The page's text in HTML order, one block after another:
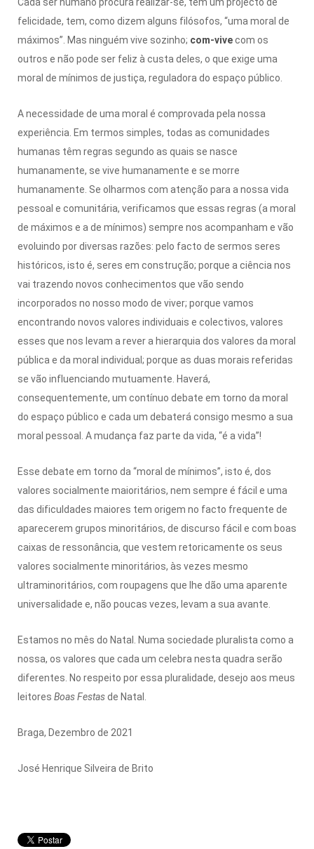
felicidade, tem, como dizem alguns filósofos, “uma moral de
máximos”. Mas ninguém vive sozinho; com-vivecom os
outros e não pode ser feliz à custa deles, o que exige uma
moral de mínimos de justiça, reguladora do espaço público.
A necessidade de uma moral é comprovada pela nossa
experiência. Em termos simples, todas as comunidades
humanas têm regras segundo as quais se nasce
humanamente, se vive humanamente e se morre
humanamente. Se olharmos com atenção para a nossa vida
pessoal e comunitária, verificamos que essas regras (a moral
de máximos e a de mínimos) sempre nos acompanham e vão
evoluindo por diversas razões: pelo facto de sermos seres
históricos, isto é, seres em construção; porque a ciência nos
vai trazendo novos conhecimentos que vão sendo
incorporados no nosso modo de viver; porque vamos
encontrando novos valores individuais e colectivos, valores
esses que nos levam a rever a hierarquia dos valores da moral
pública e da moral individual; porque as duas morais referidas
se vão influenciando mutuamente. Haverá,
consequentemente, um contínuo debate em torno da moral
do espaço público e cada um debaterá consigo mesmo a sua
moral pessoal. A mudança faz parte da vida, “é a vida”!
Esse debate em torno da “moral de mínimos”, isto é, dos
valores socialmente maioritários, nem sempre é fácil e uma
das dificuldades maiores tem origem no facto frequente de
aparecerem grupos minoritários, de discurso fácil e com boas
caixas de ressonância, que vestem retoricamente os seus
valores socialmente minoritários, às vezes mesmo
ultraminoritários, com roupagens que lhe dão uma aparente
universalidade e, não poucas vezes, levam a sua avante.
Estamos no mês do Natal. Numa sociedade pluralista como a
nossa, os valores que cada um celebra nesta quadra serão
diferentes. No respeito por essa pluralidade, desejo aos meus
leitores Boas Festasde Natal.
Braga, Dezembro de 2021
José Henrique Silveira de Brito